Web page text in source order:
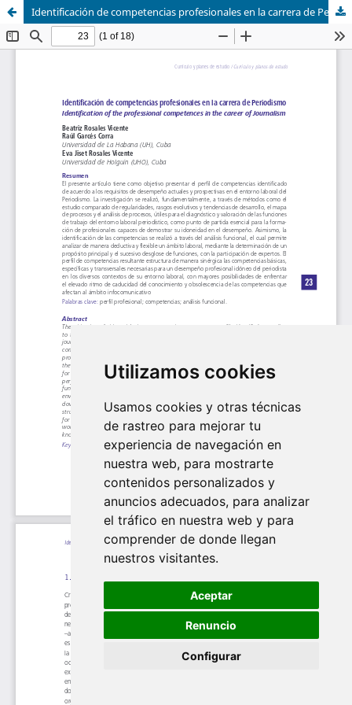
Utilizamos cookies
Usamos cookies y otras técnicas
de rastreo para mejorar tu
experiencia de navegación en
nuestra web, para mostrarte
contenidos personalizados y
anuncios adecuados, para analizar
el tráfico en nuestra web y para
comprender de donde llegan
nuestros visitantes.
Aceptar
Renuncio
Configurar
Identificación de competencias profesionales en la carrera de Periodismo